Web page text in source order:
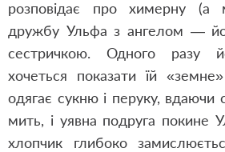
розповідає про химерну
дружбу Ульфа з ангелом —
сестричкою. Одного разу
хочеться показати їй
одягає сукню і перуку, вдаючи
мить, і уявна подруга покине
хлопчик глибоко